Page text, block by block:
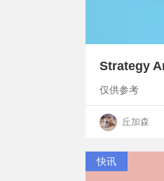
Strategy
仅供参考
丘加森
快讯